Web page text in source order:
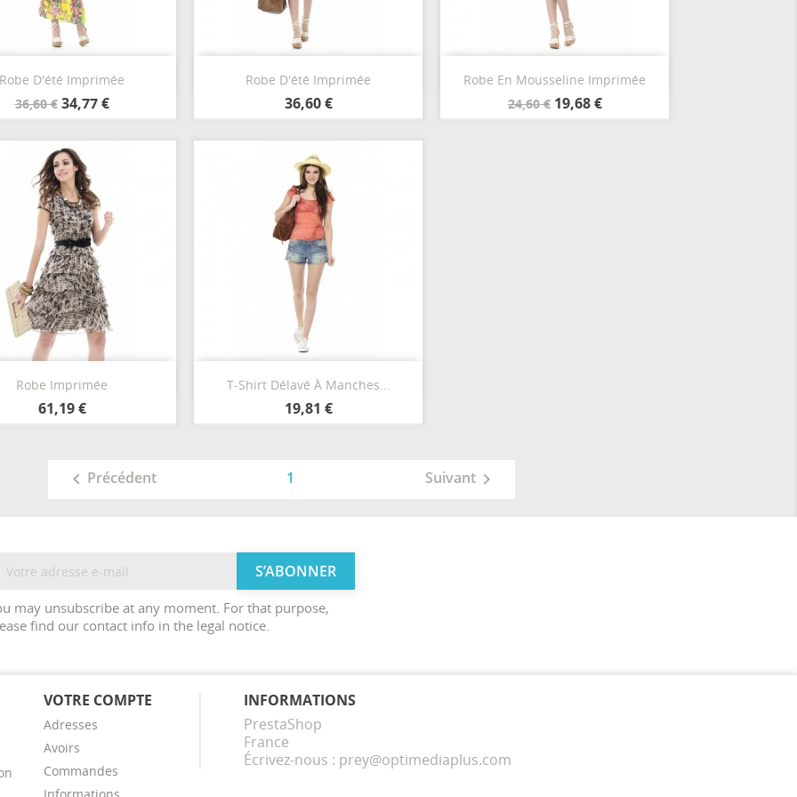
Robe D'été Imprimée
36,60 € 34,77 €

NoirOrange
BleuJaune
Robe D'été Imprimée
36,60 €

BlancJaune
Robe En Mousseline Imprimée
24,60 € 19,68 €

VertJaune
Robe Imprimée
61,19 €

BeigeRose
T-Shirt Délavé À Manches...
19,81 €

Aperçu rapide
OrangeBleu
 Précédent 1 Suivant
may unsubscribe at any moment. For that purpose,
find our contact info in the legal notice.
VOTRE COMPTE
Adresses
Avoirs
Commandes
INFORMATIONS
PrestaShop
France
Écrivez-nous : prey@optimediaplus.com